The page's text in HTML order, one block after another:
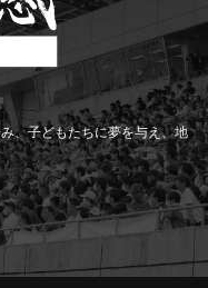
、子どもたちに夢を与え、地